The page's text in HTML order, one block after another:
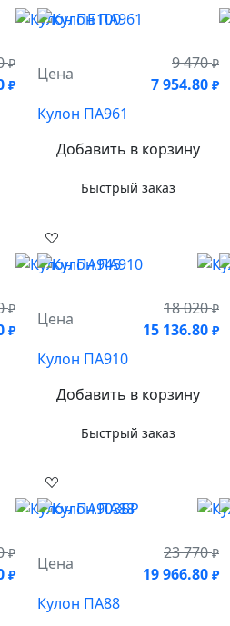
₽
₽
Цена
9 470₽
7 954.80 ₽
Кулон ПА961
Добавить в корзину
Быстрый заказ
₽
₽
Цена
18 020₽
15 136.80 ₽
Кулон ПА910
Добавить в корзину
Быстрый заказ
₽
₽
Цена
23 770₽
19 966.80 ₽
Кулон ПА88